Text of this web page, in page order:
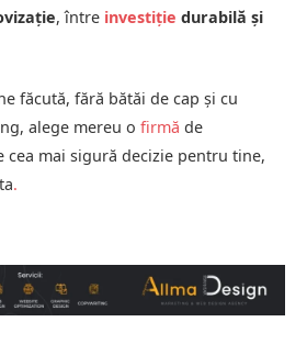
, între investiție durabilă și
făcută, fără bătăi de cap și cu
alege mereu o firmă de
cea mai sigură decizie pentru tine,
.